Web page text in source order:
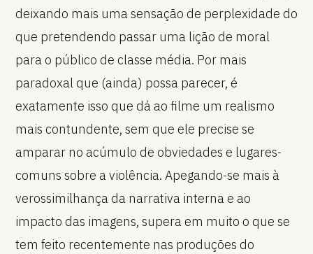
deixando mais uma sensação de perplexidade do
que pretendendo passar uma lição de moral
para o público de classe média. Por mais
paradoxal que (ainda) possa parecer, é
exatamente isso que dá ao filme um realismo
mais contundente, sem que ele precise se
amparar no acúmulo de obviedades e lugares-
comuns sobre a violência. Apegando-se mais à
verossimilhança da narrativa interna e ao
impacto das imagens, supera em muito o que se
tem feito recentemente nas produções do